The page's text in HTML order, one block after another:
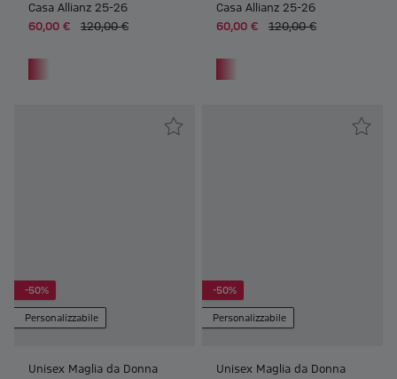
Casa Allianz 25-26
60,00 €
120,00 €
Casa Allianz 25-26
60,00 €
120,00 €
Frauen Unisex Maglia da Donna Casa Allianz 25-26
-50%
Personalizzabile
Unisex Maglia da Donna
Frauen Unisex Maglia da
-50%
Personalizzabile
Unisex Maglia da Donna